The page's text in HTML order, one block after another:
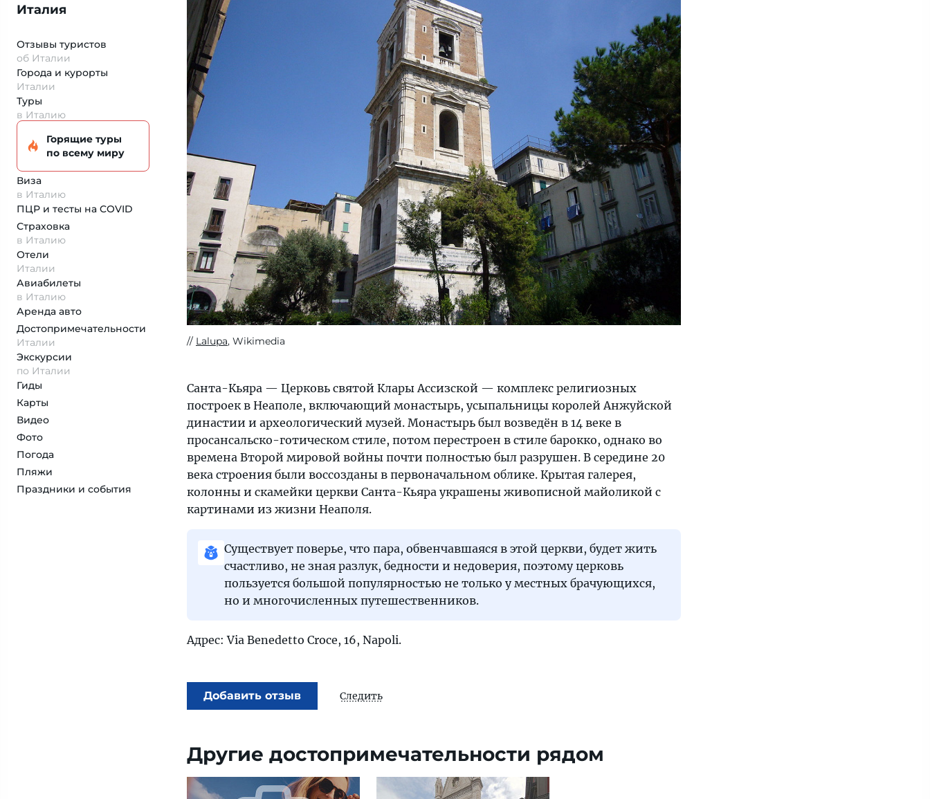
Италия
Отзывы туристов
об Италии
Города и курорты
Италии
Туры
в Италию
Горящие туры
по всему миру
Виза
в Италию
ПЦР и тесты на COVID
Страховка
в Италию
Отели
Италии
Авиабилеты
в Италию
Аренда авто
Достопримеча­тельности
Италии
Экскурсии
по Италии
Гиды
Карты
Видео
Фото
Погода
Пляжи
Праздники и события
Lalupa, Wikimedia
Санта-Кьяра — Церковь святой Клары Ассизской — комплекс религиозных
построек в Неаполе, включающий монастырь, усыпальницы королей Анжуйской
династии и археологический музей. Монастырь был возведён в 14 веке в
просансальско-готическом стиле, потом перестроен в стиле барокко, однако во
времена Второй мировой войны почти полностью был разрушен. В середине 20
века строения были воссозданы в первоначальном облике. Крытая галерея,
колонны и скамейки церкви Санта-Кьяра украшены живописной майоликой с
картинами из жизни Неаполя.
Существует поверье, что пара, обвенчавшаяся в этой церкви, будет жить
счастливо, не зная разлук, бедности и недоверия, поэтому церковь
пользуется большой популярностью не только у местных брачующихся,
но и многочисленных путешественников.
Адрес: Via Benedetto Croce, 16, Napoli.
Добавить отзыв Следить
Другие достопримечательности рядом